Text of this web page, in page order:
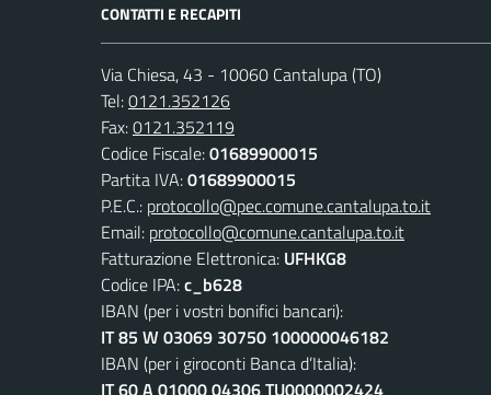
CONTATTI E RECAPITI
Via Chiesa, 43 - 10060 Cantalupa (TO)
Tel:0121.352126
Fax:0121.352119
Codice Fiscale:01689900015
Partita IVA:01689900015
P.E.C.: protocollo@pec.comune.cantalupa.to.it
Email: protocollo@comune.cantalupa.to.it
Fatturazione Elettronica: UFHKG8
Codice IPA:c_b628
IBAN (per i vostri bonifici bancari):
IT 85 W 03069 30750 100000046182
IBAN (per i giroconti Banca d’Italia):
IT 60 A 01000 04306 TU0000002424